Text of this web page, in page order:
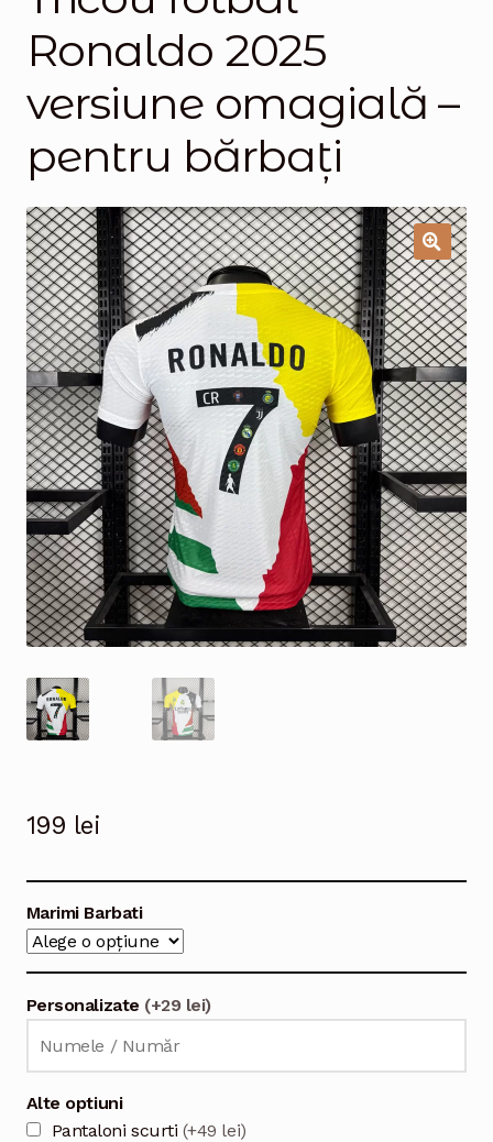
Magazinul
Ronaldo 2025
versiune omagială –
pentru bărbați
🔍
199 lei
Marimi Barbati
Personalizate (+29 lei)
Alte optiuni
Pantaloni scurti (+49 lei)